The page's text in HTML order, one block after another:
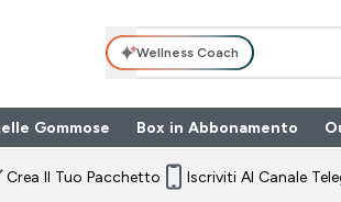
Wellness Coach
Gommose Box in AbbonamentoEnter
⌄
Crea Il Tuo Pacchetto Iscriviti Al Canale